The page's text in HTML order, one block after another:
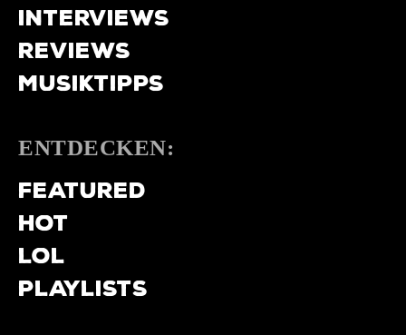
INTERVIEWS
REVIEWS
MUSIKTIPPS
ENTDECKEN:
FEATURED
HOT
LOL
PLAYLISTS